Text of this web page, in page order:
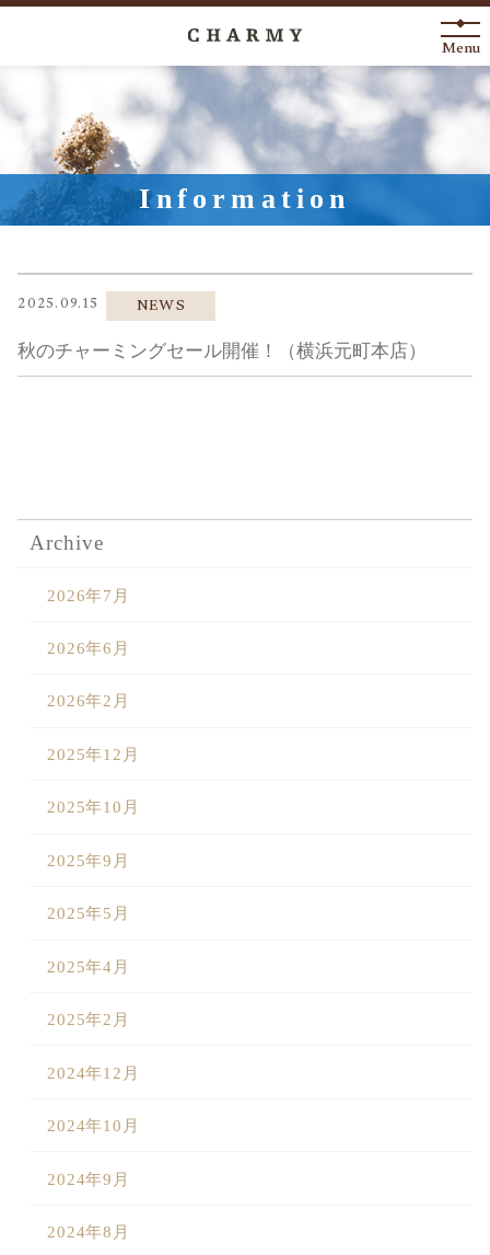
New Arrival
About
Engagement Ring
Marriage Ring
Fashion Jewelry
Menu
Information
Archive
2026年7月
2026年6月
2026年2月
2025年12月
2025年10月
2025年9月
2025年5月
2025年4月
2025年2月
2024年12月
2024年10月
2024年9月
2024年8月
2025.09.15 NEWS
秋のチャーミングセール開催！（横浜元町本店）